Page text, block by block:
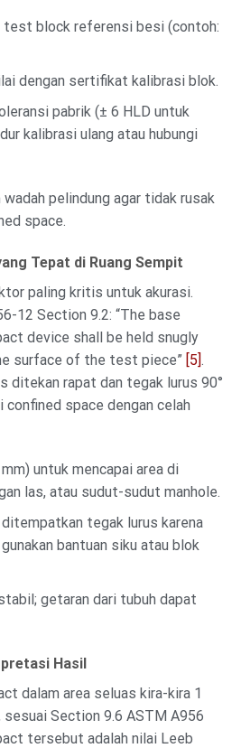
test block referensi besi (contoh:
dengan sertifikat kalibrasi blok.
pabrik (± 6 HLD untuk
kalibrasi ulang atau hubungi
pelindung agar tidak rusak
space.
Tepat di Ruang Sempit
paling kritis untuk akurasi.
12 Section 9.2: The base
device shall be held snugly
surface of the test piece
[5].
ditekan rapat dan tegak lurus 90°
confined space dengan celah
untuk mencapai area di
las, atau sudut-sudut manhole.
tegak lurus karena
bantuan siku atau blok
getaran dari tubuh dapat
Hasil
dalam area seluas kira-kira 1
sesuai Section 9.6 ASTM A956
tersebut adalah nilai Leeb